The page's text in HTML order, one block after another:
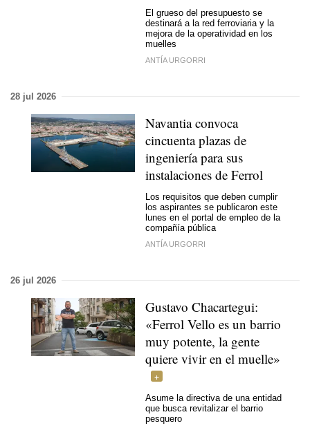
El grueso del presupuesto se
destinará a la red ferroviaria y la
mejora de la operatividad en los
muelles
ANTÍA URGORRI
28 jul 2026
Navantia convoca
cincuenta plazas de
ingeniería para sus
instalaciones de Ferrol
Los requisitos que deben cumplir
los aspirantes se publicaron este
lunes en el portal de empleo de la
compañía pública
ANTÍA URGORRI
26 jul 2026
Gustavo Chacartegui:
«Ferrol Vello es un barrio
muy potente, la gente
quiere vivir en el muelle»
Asume la directiva de una entidad
que busca revitalizar el barrio
pesquero